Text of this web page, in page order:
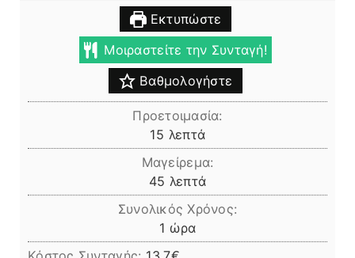
Εκτυπώστε
Μοιραστείτε την Συνταγή!
Βαθμολογήστε
Προετοιμασία:
15 λεπτά
λεπτά
Μαγείρεμα:
45 λεπτά
λεπτά
Συνολικός Χρόνος:
1 ώρα
ώρα